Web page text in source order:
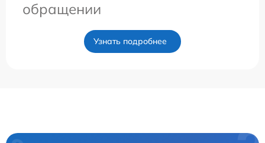
обращении
Узнать подробнее